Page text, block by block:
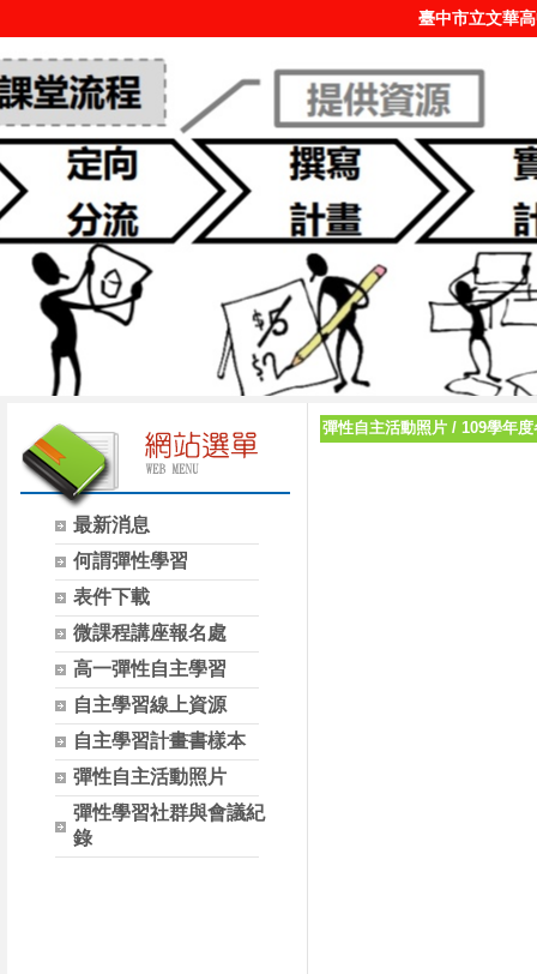
臺中市立文華
最新消息
何謂彈性學習
表件下載
微課程講座報名處
高一彈性自主學習
自主學習線上資源
自主學習計畫書樣本
彈性自主活動照片
彈性學習社群與會議紀
錄
彈性自主活動照片 / 109學年